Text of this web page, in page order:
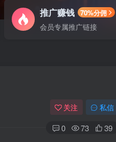
推广赚钱 70%分佣
会员专属推广链接
关注 私信
0 73 39